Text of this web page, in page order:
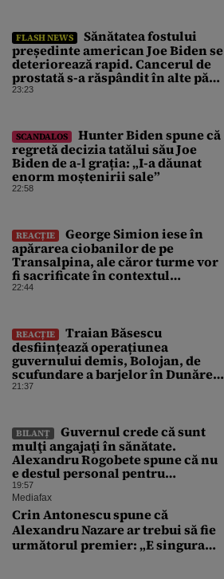
FLASH NEWS
Sănătatea fostului
președinte american Joe Biden se
deteriorează rapid. Cancerul de
prostată s-a răspândit în alte părți
ale corpului
23:23
SCANDALOS
Hunter Biden spune că
regretă decizia tatălui său Joe
Biden de a-l grația: „I-a dăunat
enorm moștenirii sale”
22:58
REACȚIE
George Simion iese în
apărarea ciobanilor de pe
Transalpina, ale căror turme vor
fi sacrificate în contextul
focarului de variolă ovină
22:44
REACȚIE
Traian Băsescu
desființează operațiunea
guvernului demis, Bolojan, de
scufundare a barjelor în Dunăre:
„Este o improvizație”
21:37
BILANȚ
Guvernul crede că sunt
mulţi angajaţi în sănătate.
Alexandru Rogobete spune că nu
e destul personal pentru
combaterea infecţiilor
nosocomiale
19:57
Mediafax
Crin Antonescu spune că
Alexandru Nazare ar trebui să fie
următorul premier: „E singura